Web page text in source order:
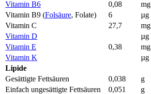
Vitamin B6
0,08
mg
Vitamin B9 (Folsäure, Folate) 6
µg
Vitamin C
27,7
mg
Vitamin D
µg
Vitamin E
0,38
mg
Vitamin K
µg
Lipide
Gesättigte Fettsäuren
0,038
g
Einfach ungesättigte Fettsäuren
0,051
g